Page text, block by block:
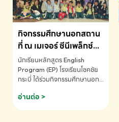
กิจกรรมศึกษานอกสถาน
ที่ ณ เมเจอร์ ซีนีเพล็กซ์
ระดับประถมศึกษา (EP.1-
6)
นักเรียนหลักสูตร English
Program (EP) โรงเรียนโชคชัย
กระบี่ ได้ร่วมกิจกรรมศึกษานอก
ชมภาพยนตร์ Toy Story 5
(Soundtrack)เพื่อเสริมทักษะ
อ่านต่อ >